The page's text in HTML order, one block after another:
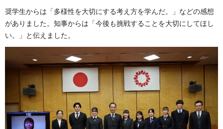
奨学生からは「多様性を大切にする考え方を学んだ。」などの感想
がありました。知事からは「今後も挑戦することを大切にしてほし
い。」と伝えました。